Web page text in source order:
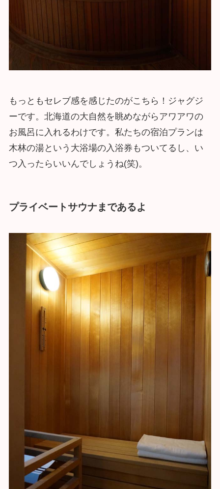
もっともセレブ感を感じたのがこちら！ジャグジ
ーです。北海道の大自然を眺めながらアワアワの
お風呂に入れるわけです。私たちの宿泊プランは
木林の湯という大浴場の入浴券もついてるし、い
つ入ったらいいんでしょうね(笑)。
プライベートサウナまであるよ